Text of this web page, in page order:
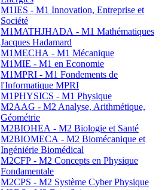
M1IES - M1 Innovation, Entreprise et
Société
M1MATHJHADA - M1 Mathématiques
Jacques Hadamard
M1MECHA - M1 Mécanique
M1MIE - M1 en Economie
M1MPRI - M1 Fondements de
l'Informatique MPRI
M1PHYSICS - M1 Physique
M2AAG - M2 Analyse, Arithmétique,
Géométrie
M2BIOHEA - M2 Biologie et Santé
M2BIOMECA - M2 Biomécanique et
Ingéniérie Biomédical
M2CFP - M2 Concepts en Physique
Fondamentale
M2CPS - M2 Système Cyber Physique